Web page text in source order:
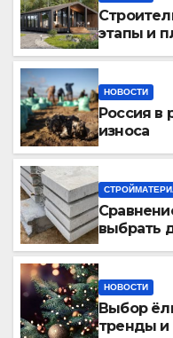
этапы и
НОВОСТИ
Россия в
износа
выбрать
НОВОСТИ
Выбор
тренды и